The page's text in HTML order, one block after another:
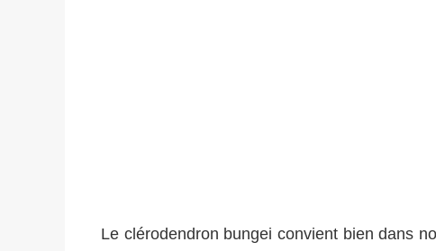
Le clérodendron bungei convient bien dans